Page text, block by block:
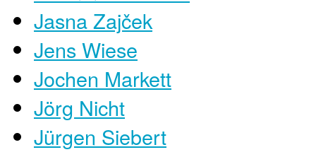
Jasna Zajček
Jens Wiese
Jochen Markett
Jörg Nicht
Jürgen Siebert